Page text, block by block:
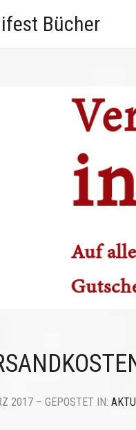
Bücher
2017 – GEPOSTET IN: